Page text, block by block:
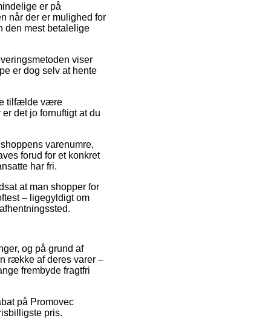
er på
når der er mulighed for
den mest betalelige
viser
er dog selv at hente
tilfælde være
det jo fornuftigt at du
varenumre,
forud for et konkret
har fri.
at man shopper for
– ligegyldigt om
og på grund af
række af deres varer –
frembyde fragtfri
på Promovec
pris.